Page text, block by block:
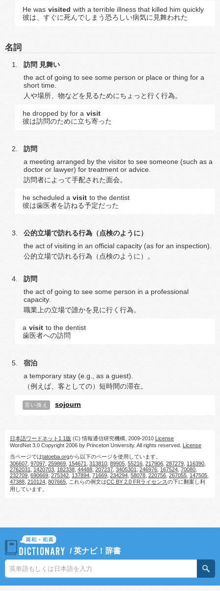
He was visited with a terrible illness that killed him quickly
彼は、すぐに死んでしまう恐ろしい病気に見舞われた
名詞
訪問 見舞い
the act of going to see some person or place or thing for a
short time.
人や場所、物などを見るためにちょっと行く行為。
he dropped by for a visit
彼は訪問のために立ち寄った
訪問
a meeting arranged by the visitor to see someone (such as a
doctor or lawyer) for treatment or advice.
訪問者によって手配された面会。
he scheduled a visit to the dentist
彼は歯医者を訪ねる予定だった
公的立場で訪れる行為（点検のように）
the act of visiting in an official capacity (as for an inspection).
公的立場で訪れる行為（点検のように）。
訪問
the act of going to see some person in a professional
capacity.
職業上の立場で誰かを見に行く行為。
a visit to the dentist
歯医者への訪問
宿泊
a temporary stay (e.g., as a guest).
（例えば、客としての）短時間の滞在。
言い換え sojourn
日本語ワードネット1.1版 (C) 情報通信研究機構, 2009-2010 License
WordNet 3.0 Copyright 2006 by Princeton University. All rights reserved. License
当ページではtatoeba.orgから以下のページを使用しています。
306607 97097 259869 154671 313810 89905 55216 217906 287279 116390
2762031
1420703 182338 44488 207237 3405301 246976 167524 70080
232709 690669 275342 137894 71669 234294 58078 220756 267055 147505
47388 210124 807665 , これらの例文はCC BY 2.0 FRライセンスの下に翻案し利
用しています。
/英ナビ！辞書